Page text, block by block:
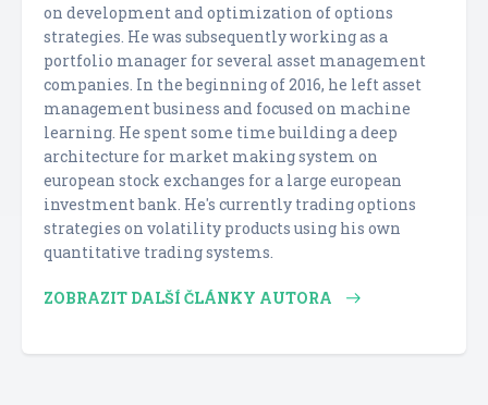
on development and optimization of options
strategies. He was subsequently working as a
portfolio manager for several asset management
companies. In the beginning of 2016, he left asset
management business and focused on machine
learning. He spent some time building a deep
architecture for market making system on
european stock exchanges for a large european
investment bank. He's currently trading options
strategies on volatility products using his own
quantitative trading systems.
ZOBRAZIT DALŠÍ ČLÁNKY AUTORA